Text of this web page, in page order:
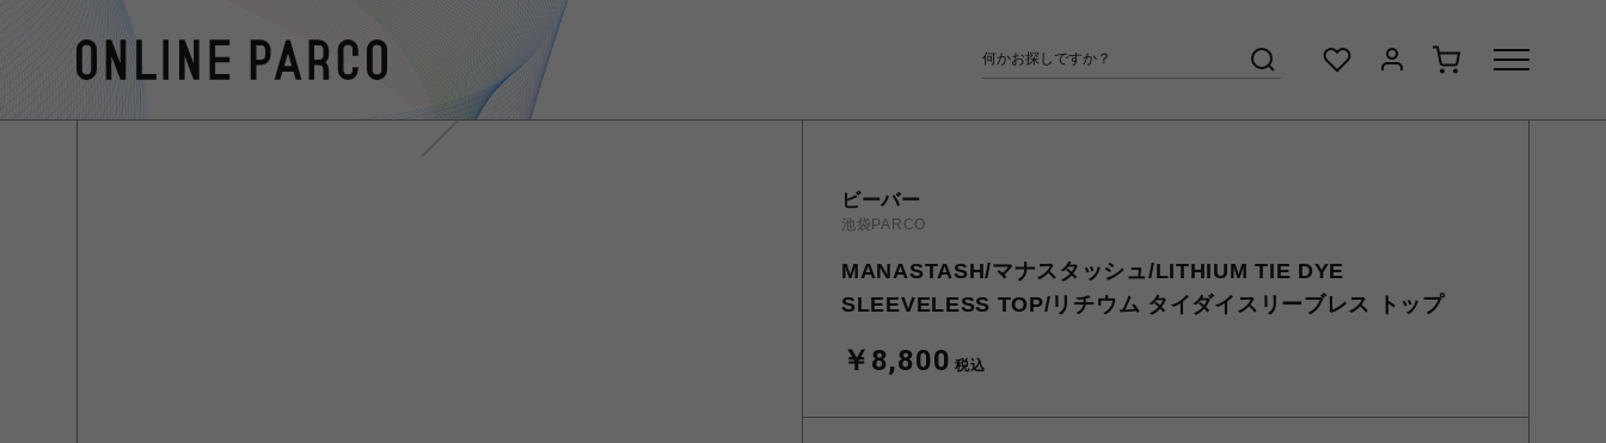
ビーバー
池袋PARCO
MANASTASH/マナスタッシュ/LITHIUM TIE DYE
SLEEVELESS TOP/リチウム タイダイスリーブレス トップ
￥8,800 税込